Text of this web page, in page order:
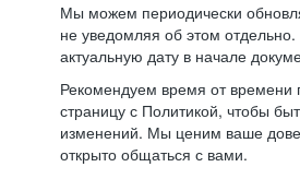
Мы можем периодически
не уведомляя об этом
актуальную дату в начале
Рекомендуем время от времени
страницу с Политикой, чтобы
изменений. Мы ценим ваше
открыто общаться с вами.